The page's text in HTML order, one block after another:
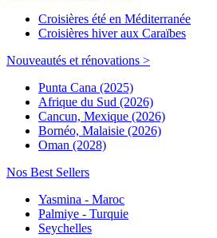
Croisières été en Méditerranée
Croisières hiver aux Caraïbes
Nouveautés et rénovations >
Punta Cana (2025)
Afrique du Sud (2026)
Cancun, Mexique (2026)
Bornéo, Malaisie (2026)
Oman (2028)
Nos Best Sellers
Yasmina - Maroc
Palmiye - Turquie
Seychelles